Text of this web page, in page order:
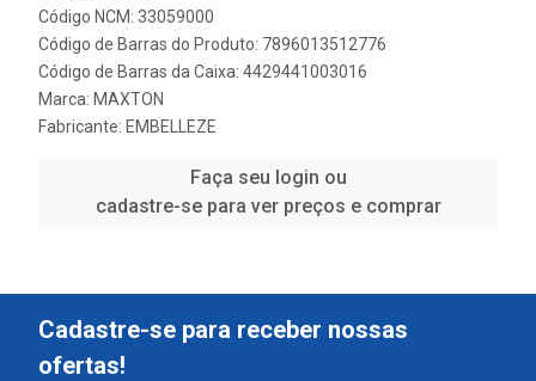
Código NCM: 33059000
Código de Barras do Produto: 7896013512776
Código de Barras da Caixa: 4429441003016
Marca: MAXTON
Fabricante: EMBELLEZE
Faça seu login ou
cadastre-se para ver preços e comprar
Cadastre-se para receber nossas
ofertas!